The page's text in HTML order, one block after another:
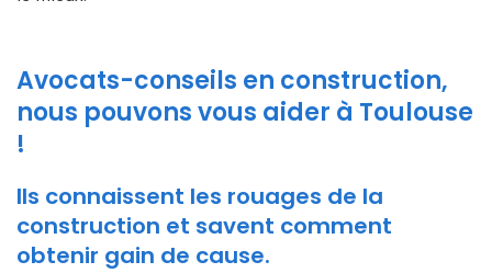
Avocats-conseils en construction,
nous pouvons vous aider à Toulouse
!
Ils connaissent les rouages de la
construction et savent comment
obtenir gain de cause.